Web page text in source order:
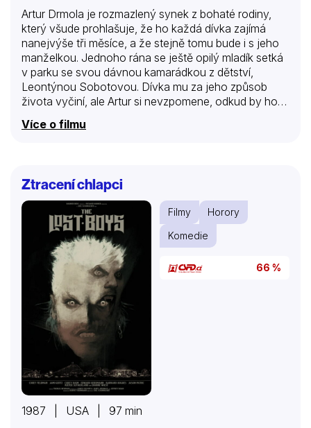
Artur Drmola je rozmazlený synek z bohaté rodiny,
který všude prohlašuje, že ho každá dívka zajímá
nanejvýše tři měsíce, a že stejně tomu bude i s jeho
manželkou. Jednoho rána se ještě opilý mladík setká
v parku se svou dávnou kamarádkou z dětství,
Leontýnou Sobotovou. Dívka mu za jeho způsob
života vyčiní, ale Artur si nevzpomene, odkud by ho
mohla znát. Leontýna je také z bohaté rodiny, přesto
pracuje v podniku svého otce. Artur se do ní zamiluje,
její vyjednávání, neboť jejich dcera si může zvolit
ženicha podle vlastního uvážení…
Více o filmu
Ztracení chlapci
Filmy
Horory
Komedie
66 %
1987 | USA | 97 min